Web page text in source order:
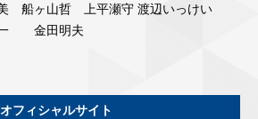
船ヶ山哲 上平瀬守 渡辺いっけい
一 金田明夫
オフィシャルサイト